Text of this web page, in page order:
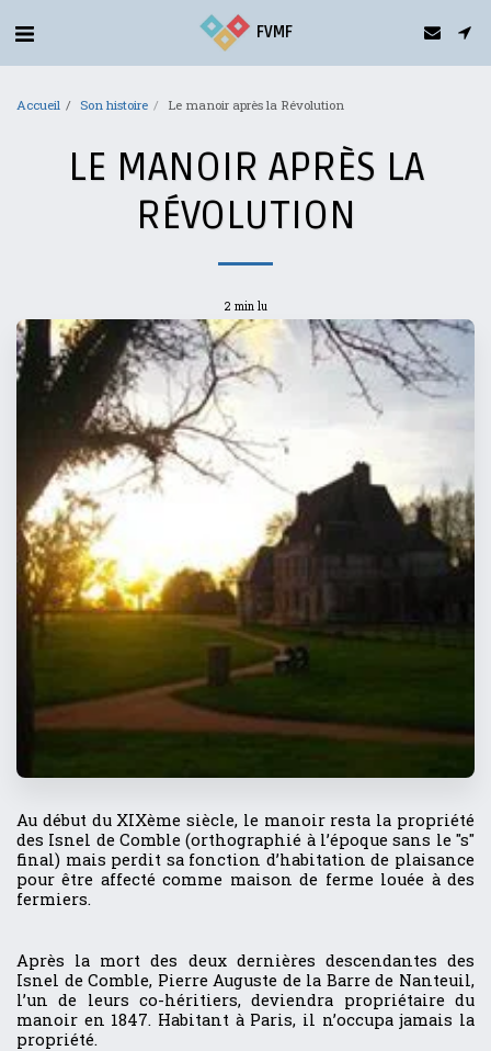
gtag('config', 'G-5T2FDQN1C0');
FVMF
Accueil Son histoire Le manoir après la Révolution
LE MANOIR APRÈS LA
RÉVOLUTION
2 min lu
Au début du XIXème siècle, le manoir resta la propriété
des Isnel de Comble (orthographié à l’époque sans le "s"
final) mais perdit sa fonction d’habitation de plaisance
pour être affecté comme maison de ferme louée à des
fermiers.
Après la mort des deux dernières descendantes des
Isnel de Comble, Pierre Auguste de la Barre de Nanteuil,
l’un de leurs co-héritiers, deviendra propriétaire du
manoir en 1847. Habitant à Paris, il n’occupa jamais la
propriété.